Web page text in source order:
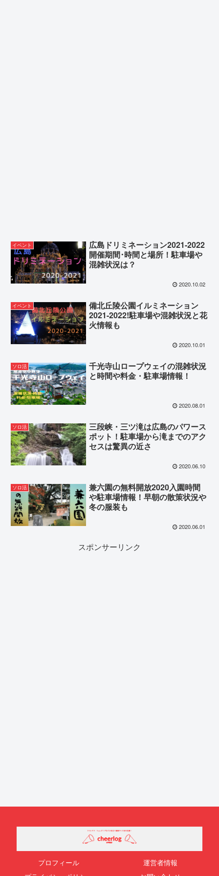
イベント
広島ドリミネーション2021-2022
開催期間･時間と場所！駐車場や
混雑状況は？
2020.10.02
イベント
備北丘陵公園イルミネーション
2021-2022!駐車場や混雑状況と花
火情報も
2020.10.01
ソロ活
千光寺山ロープウェイの混雑状況
と時間や料金・駐車場情報！
2020.08.01
ソロ活
三段峡・三ツ滝は広島のパワース
ポット！駐車場から滝までのアク
セスは驚異の近さ
2020.06.10
ソロ活
兼六園の無料開放2020入園時間
や駐車場情報！早朝の散策状況や
冬の服装も
2020.06.01
スポンサーリンク
プロフィール
運営者情報